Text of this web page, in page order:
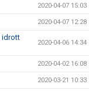
2020-04-07 15:03
2020-04-07 12:28
idrott
2020-04-06 14:34
2020-04-02 16:08
2020-03-21 10:33